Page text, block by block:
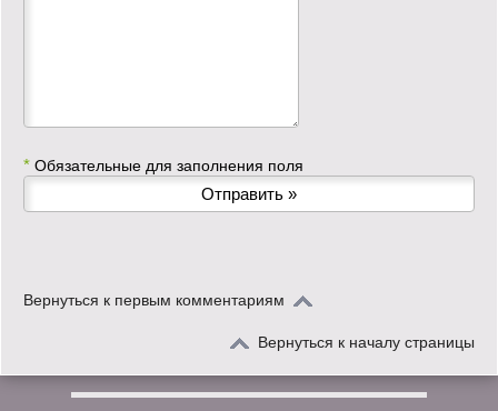
* Обязательные для заполнения поля
Вернуться к первым комментариям
Вернуться к началу страницы